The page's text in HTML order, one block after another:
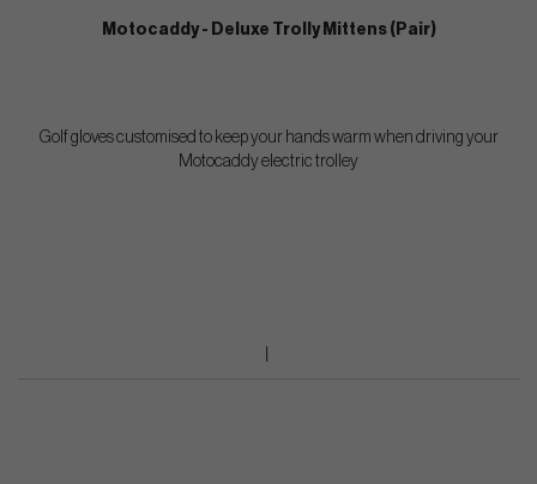
Motocaddy - Deluxe Trolly Mittens (Pair)
Golf gloves customised to keep your hands warm when driving your
Motocaddy electric trolley